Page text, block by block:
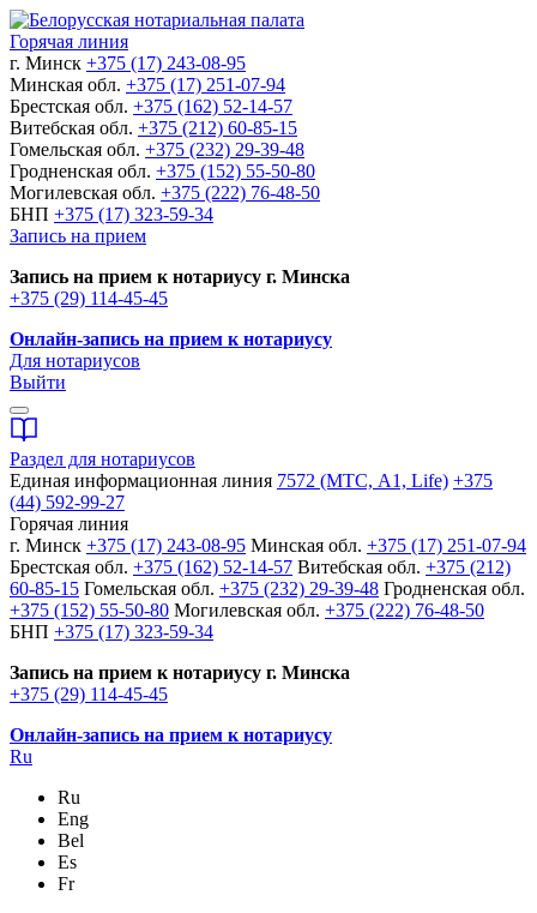
Горячая линия
г. Минск +375 (17) 243-08-95
Минская обл. +375 (17) 251-07-94
Брестская обл. +375 (162) 52-14-57
Витебская обл. +375 (212) 60-85-15
Гомельская обл. +375 (232) 29-39-48
Гродненская обл. +375 (152) 55-50-80
Могилевская обл. +375 (222) 76-48-50
БНП +375 (17) 323-59-34
Запись на прием
Запись на прием к нотариусу г. Минска
+375 (29) 114-45-45
Онлайн-запись на прием к нотариусу
Для нотариусов
Выйти
Раздел для нотариусов
Единая информационная линия 7572 (МТС, A1, Life) +375
(44) 592-99-27
Горячая линия
г. Минск +375 (17) 243-08-95 Минская обл. +375 (17) 251-07-94
Брестская обл. +375 (162) 52-14-57 Витебская обл. +375 (212)
60-85-15 Гомельская обл. +375 (232) 29-39-48 Гродненская обл.
+375 (152) 55-50-80 Могилевская обл. +375 (222) 76-48-50
БНП +375 (17) 323-59-34
Запись на прием к нотариусу г. Минска
+375 (29) 114-45-45
Онлайн-запись на прием к нотариусу
Ru
Ru
Eng
Bel
Es
Fr